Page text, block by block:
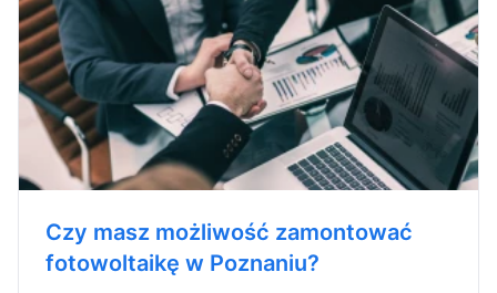
Czy masz możliwość zamontować
fotowoltaikę w Poznaniu?